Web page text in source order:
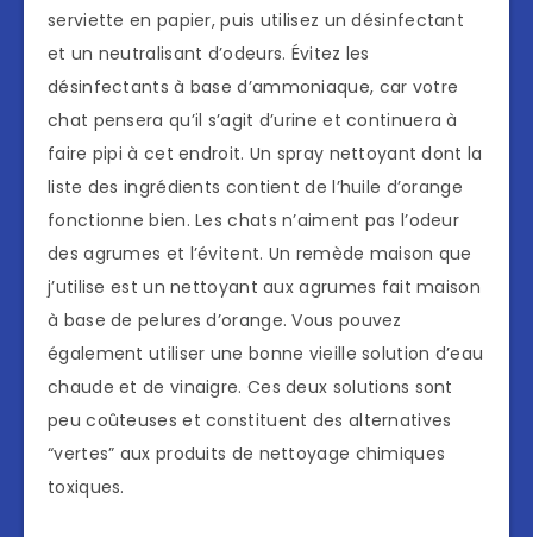
serviette en papier, puis utilisez un désinfectant
et un neutralisant d’odeurs. Évitez les
désinfectants à base d’ammoniaque, car votre
chat pensera qu’il s’agit d’urine et continuera à
faire pipi à cet endroit. Un spray nettoyant dont la
liste des ingrédients contient de l’huile d’orange
fonctionne bien. Les chats n’aiment pas l’odeur
des agrumes et l’évitent. Un remède maison que
j’utilise est un nettoyant aux agrumes fait maison
à base de pelures d’orange. Vous pouvez
également utiliser une bonne vieille solution d’eau
chaude et de vinaigre. Ces deux solutions sont
peu coûteuses et constituent des alternatives
“vertes” aux produits de nettoyage chimiques
toxiques.